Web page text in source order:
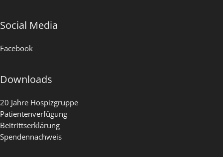
Social Media
Facebook
Downloads
20 Jahre Hospizgruppe
Patientenverfügung
Beitrittserklärung
Spendennachweis